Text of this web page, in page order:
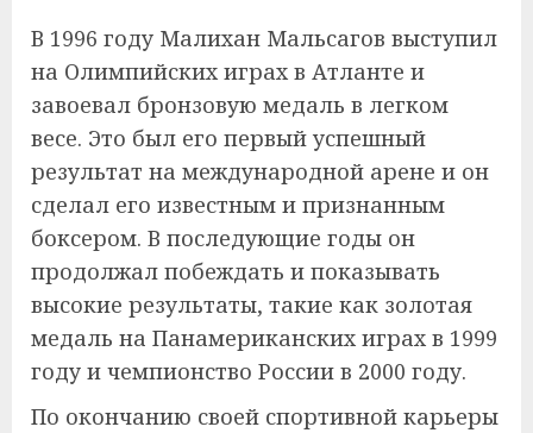
В 1996 году Малихан Мальсагов выступил
на Олимпийских играх в Атланте и
завоевал бронзовую медаль в легком
весе. Это был его первый успешный
результат на международной арене и он
сделал его известным и признанным
боксером. В последующие годы он
продолжал побеждать и показывать
высокие результаты, такие как золотая
медаль на Панамериканских играх в 1999
году и чемпионство России в 2000 году.
По окончанию своей спортивной карьеры